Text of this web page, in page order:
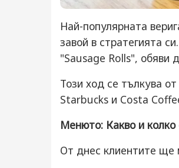
Най-популярната
завой в стратегията
"Sausage Rolls", обяви
Този ход се тълкува
Starbucks и Costa
Менюто: Какво и колко
От днес клиентите ще